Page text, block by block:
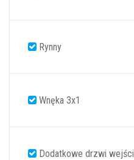
Rynny
Wnęka 3x1
Dodatkowe drzwi